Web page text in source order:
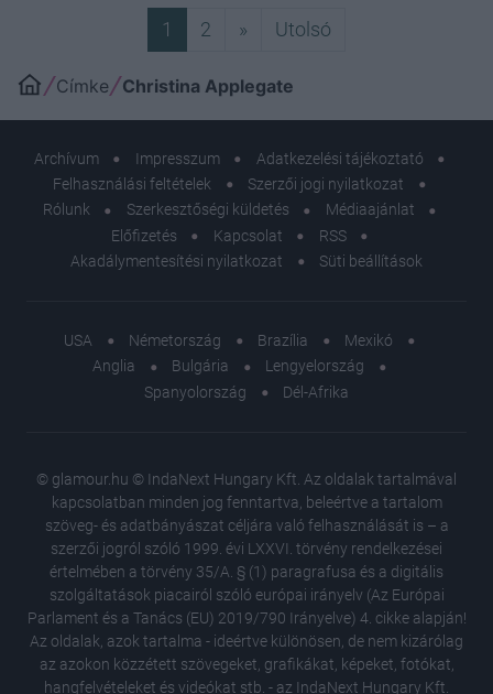
1 2 » Következő
Utolsó
Címke Christina Applegate
Archívum Impresszum
Adatkezelési tájékoztató
Felhasználási feltételek
Szerzői jogi nyilatkozat
Rólunk
Szerkesztőségi küldetés
Médiaajánlat
Előfizetés
Kapcsolat
RSS
Akadálymentesítési nyilatkozat
Süti beállítások
USA Németország Brazília
Mexikó
Anglia
Bulgária
Lengyelország
Spanyolország
Dél-Afrika
© glamour.hu © IndaNext Hungary Kft. Az oldalak tartalmával
kapcsolatban minden jog fenntartva, beleértve a tartalom
szöveg- és adatbányászat céljára való felhasználását is – a
szerzői jogról szóló 1999. évi LXXVI. törvény rendelkezései
értelmében a törvény 35/A. § (1) paragrafusa és a digitális
szolgáltatások piacairól szóló európai irányelv (Az Európai
Parlament és a Tanács (EU) 2019/790 Irányelve) 4. cikke alapján!
Az oldalak, azok tartalma - ideértve különösen, de nem kizárólag
az azokon közzétett szövegeket, grafikákat, képeket, fotókat,
hangfelvételeket és videókat stb. - az IndaNext Hungary Kft.